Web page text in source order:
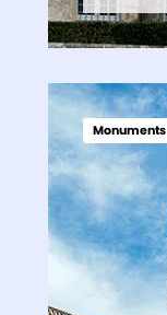
Monuments